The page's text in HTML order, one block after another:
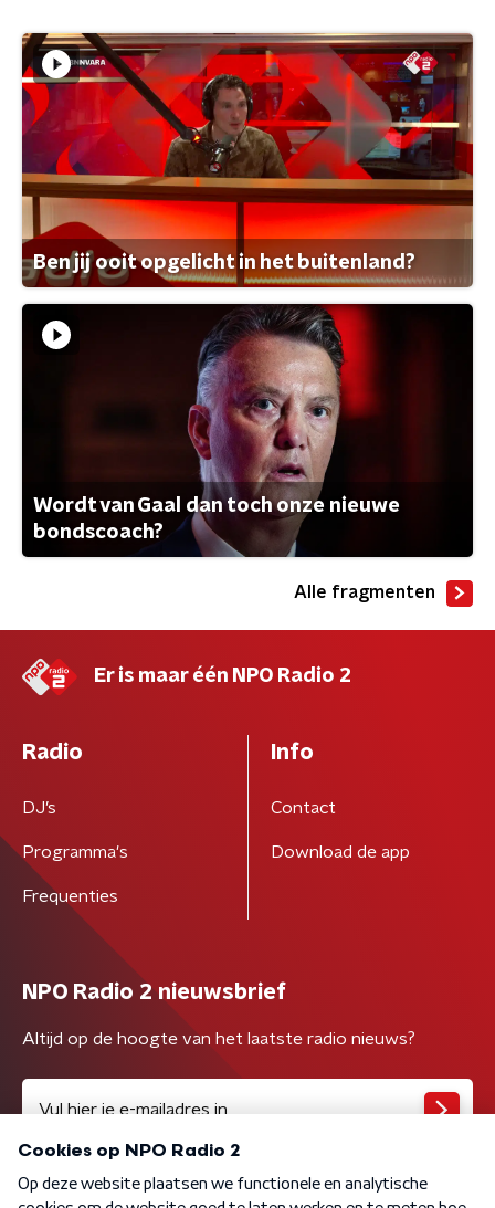
Ben jij ooit opgelicht in het buitenland?
Wordt van Gaal dan toch onze nieuwe
bondscoach?
Alle fragmenten
Er is maar één NPO Radio 2
Radio
DJ’s
Programma's
Frequenties
Info
Contact
Download de app
NPO Radio 2 nieuwsbrief
Altijd op de hoogte van het laatste radio nieuws?